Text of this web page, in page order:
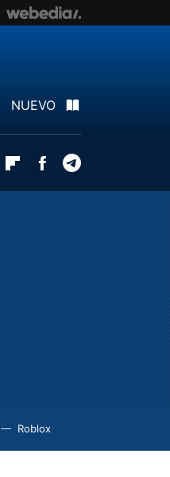
NUEVO
Twitter FlipboardFacebook
Roblox